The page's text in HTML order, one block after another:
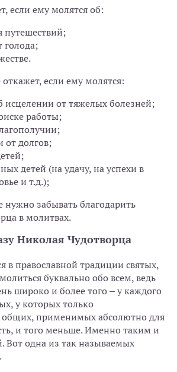
если ему молятся об:
путешествий;
голода;
если ему молятся:
исцелении от тяжелых болезней;
работы;
от долгов;
детей (на удачу, на успехи в
и т.д.);
забывать благодарить
в молитвах.
Николая Чудотворца
в православной традиции святых,
буквально обо всем, ведь
широко и более того – у каждого
у которых только
применимых абсолютно для
и того меньше. Именно таким и
Вот одна из так называемых